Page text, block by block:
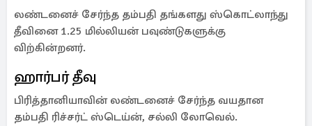
லண்டனைச் சேர்ந்த தம்பதி தங்களது ஸ்கொட்லாந்து
தீவினை 1.25 மில்லியன் பவுண்டுகளுக்கு
விற்கின்றனர்.
ஹார்பர் தீவு
பிரித்தானியாவின் லண்டனைச் சேர்ந்த வயதான
தம்பதி ரிச்சர்ட் ஸ்டெய்ன், சல்லி லோவெல்.